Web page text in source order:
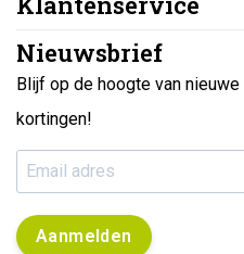
Nieuwsbrief
Blijf op de hoogte van
kortingen!
Aanmelden